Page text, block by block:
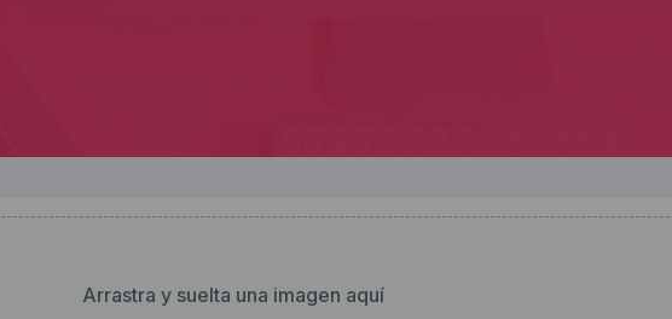
Arrastra y suelta una imagen aquí